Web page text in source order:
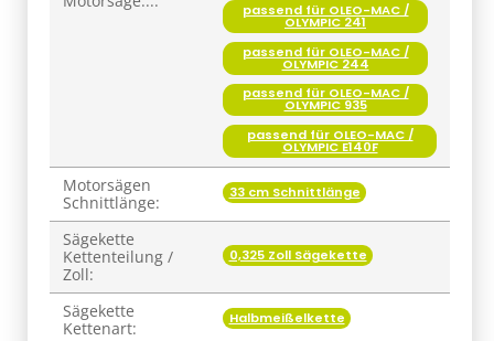
passend für OLEO-MAC /
OLYMPIC 241
passend für OLEO-MAC /
OLYMPIC 244
passend für OLEO-MAC /
OLYMPIC 935
passend für OLEO-MAC /
OLYMPIC E140F
Motorsägen
Schnittlänge:
33 cm Schnittlänge
Sägekette
Kettenteilung /
Zoll:
0,325 Zoll Sägekette
Sägekette
Kettenart:
Halbmeißelkette